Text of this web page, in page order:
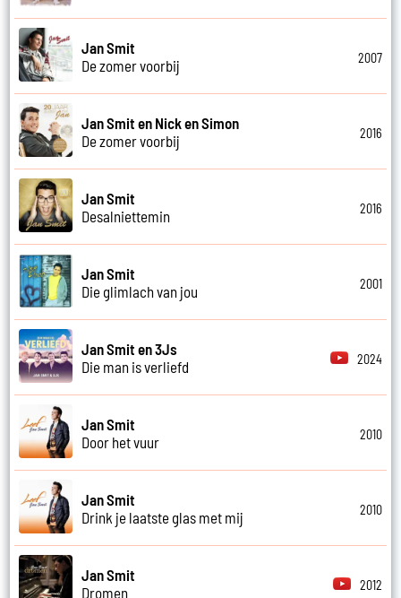
Jan Smit
De zomer voorbij
2007
Jan Smit en Nick en Simon
De zomer voorbij
2016
Jan Smit
Desalniettemin
2016
Jan Smit
Die glimlach van jou
2001
Jan Smit en 3Js
Die man is verliefd
2024
Jan Smit
Door het vuur
2010
Jan Smit
Drink je laatste glas met mij
2010
Jan Smit
Dromen
2012